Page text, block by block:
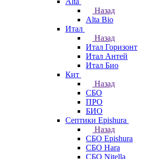
Назад
Alta Bio
Итал
Назад
Итал Горизонт
Итал Антей
Итал Био
Кит
Назад
СБО
ПРО
БИО
Септики Epishura
Назад
СБО Epishura
СБО Hara
СБО Nitella